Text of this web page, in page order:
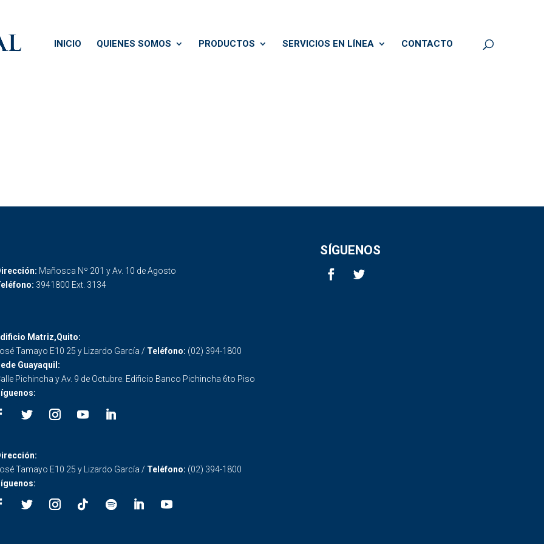
INICIO QUIENES SOMOS PRODUCTOS SERVICIOS EN LÍNEA CONTACTO
Mañosca Nº 201 y Av. 10 de Agosto
3941800 Ext. 3134
SÍGUENOS
Matriz,Quito:
Tamayo E10 25 y Lizardo García / Teléfono: (02) 394-1800
Guayaquil:
Pichincha y Av. 9 de Octubre. Edificio Banco Pichincha 6to Piso
Tamayo E10 25 y Lizardo García / Teléfono: (02) 394-1800